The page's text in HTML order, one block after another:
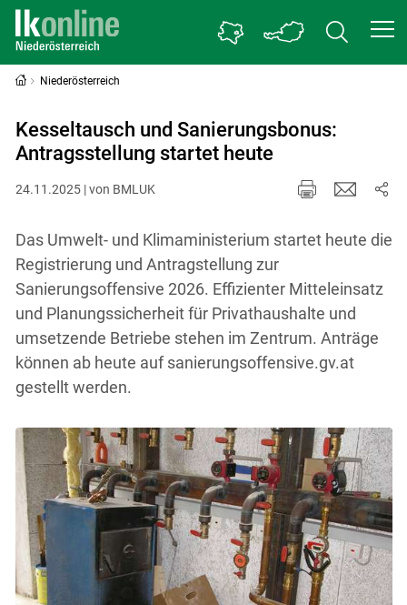
Niederösterreich
Kesseltausch und Sanierungsbonus:
Antragsstellung startet heute
24.11.2025 | von BMLUK
Das Umwelt- und Klimaministerium startet heute die
Registrierung und Antragstellung zur
Sanierungsoffensive 2026. Effizienter Mitteleinsatz
und Planungssicherheit für Privathaushalte und
umsetzende Betriebe stehen im Zentrum. Anträge
können ab heute auf sanierungsoffensive.gv.at
gestellt werden.